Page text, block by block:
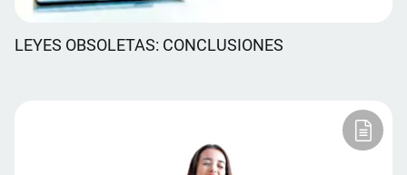
LEYES OBSOLETAS: CONCLUSIONES